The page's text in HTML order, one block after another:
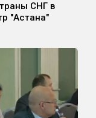
СНГ в
"Астана"